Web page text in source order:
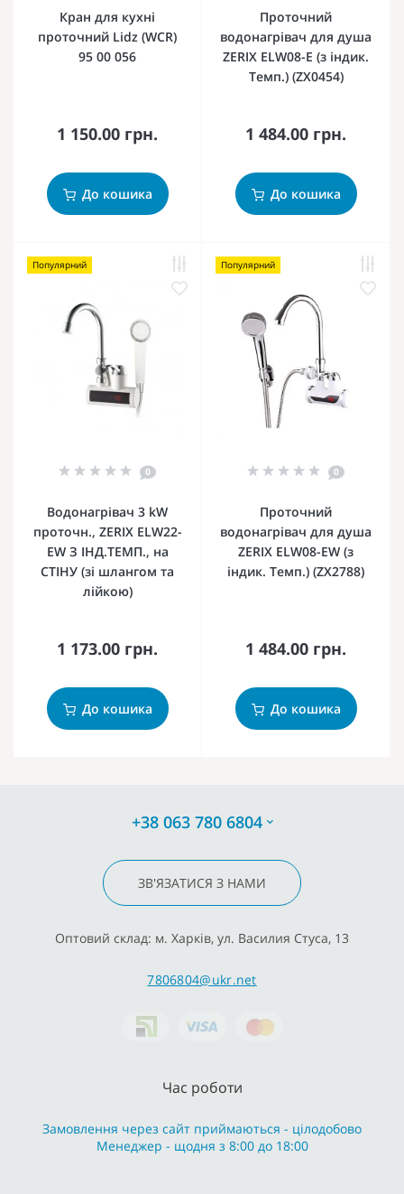
Кран для кухні
проточний Lidz (WCR)
95 00 056
1 150.00 грн.
До кошика
Проточний
водонагрівач для душа
ZERIX ELW08-E (з індик.
Темп.) (ZX0454)
1 484.00 грн.
До кошика
Популярний
0
Водонагрівач 3 kW
проточн., ZERIX ELW22-
EW З ІНД.ТЕМП., на
СТІНУ (зі шлангом та
лійкою)
1 173.00 грн.
До кошика
Популярний
0
Проточний
водонагрівач для душа
ZERIX ELW08-EW (з
індик. Темп.) (ZX2788)
1 484.00 грн.
До кошика
+38 063 780 6804
ЗВ'ЯЗАТИСЯ З НАМИ
Оптовий склад: м. Харків, ул. Василия Стуса, 13
7806804@ukr.net
Час роботи
Замовлення через сайт приймаються - цілодобово
Менеджер - щодня з 8:00 до 18:00